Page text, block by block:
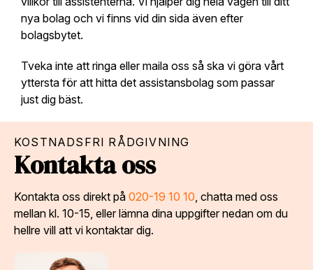
nya bolag och vi finns vid din sida även efter
bolagsbytet.
Tveka inte att ringa eller maila oss så ska vi göra vårt
yttersta för att hitta det assistansbolag som passar
just dig bäst.
KOSTNADSFRI RÅDGIVNING
Kontakta oss
Kontakta oss direkt på 020-19 10 10 , chatta med oss
mellan kl. 10-15, eller lämna dina uppgifter nedan om du
hellre vill att vi kontaktar dig.